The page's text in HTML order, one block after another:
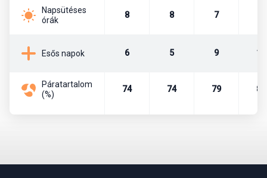
Az ötcsillagos, fényűző és elegáns, 2009-ben épült, 2020-ban
várja a vendégeket. a 2 szintes épületben tágas lobby, 24 órás
recepció, 5 étterem található. A The Restaurant - svédasztalos
sarok, vegetáriánus ételek, látványkonyha, vacsoraidőben
hivatalos öltözet (uraknak hosszú nadrág), 3 à la carte étterem:
Napsütéses
órák
8 8 7
Esős napok 6 5 9 16
Páratartalom
(%)
74 74 79 84